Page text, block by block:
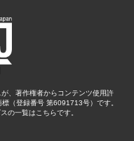
、著作権者からコンテンツ使用許
（登録番号 第6091713号）です。
の一覧はこちらです。